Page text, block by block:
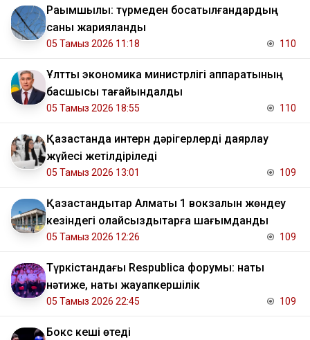
Рақымшылық: түрмеден босатылғандардың
саны жарияланды
05 Тамыз 2026 11:18 110
Ұлттық экономика министрлігі аппаратының
басшысы тағайындалды
05 Тамыз 2026 18:55 110
Қазақстанда интерн дәрігерлерді даярлау
жүйесі жетілдіріледі
05 Тамыз 2026 13:01 109
Қазақстандықтар Алматы 1 вокзалын жөндеу
кезіндегі қолайсыздықтарға шағымданды
05 Тамыз 2026 12:26 109
Түркістандағы Respublica форумы: нақты
нәтиже, нақты жауапкершілік
05 Тамыз 2026 22:45 109
Бокс кеші өтеді